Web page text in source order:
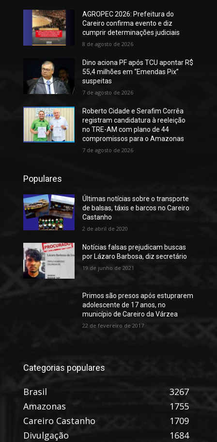
AGROPEC 2026: Prefeitura do
Careiro confirma evento e diz
cumprir determinações judiciais
8 de agosto de 2026
Dino aciona PF após TCU apontar R$
55,4 milhões em “Emendas Pix”
suspeitas
7 de agosto de 2026
Roberto Cidade e Serafim Corrêa
registram candidatura à reeleição
no TRE-AM com plano de 44
compromissos para o Amazonas
7 de agosto de 2026
Populares
Últimas notícias sobre o transporte
de balsas, táxis e barcos no Careiro
Castanho
2 de abril de 2020
Notícias falsas prejudicam buscas
por Lázaro Barbosa, diz secretário
19 de junho de 2021
Primos são presos após estuprarem
adolescente de 17 anos, no
município de Careiro da Várzea
22 de fevereiro de 2017
Categorias populares
Brasil
3267
Amazonas
1755
Careiro Castanho
1709
Divulgação
1684